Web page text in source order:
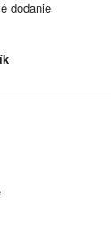
dodanie